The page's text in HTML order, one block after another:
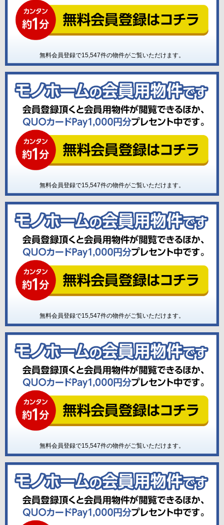
無料会員登録で15,547件の物件がご覧いただけます。
無料会員登録で15,547件の物件がご覧いただけます。
無料会員登録で15,547件の物件がご覧いただけます。
無料会員登録で15,547件の物件がご覧いただけます。